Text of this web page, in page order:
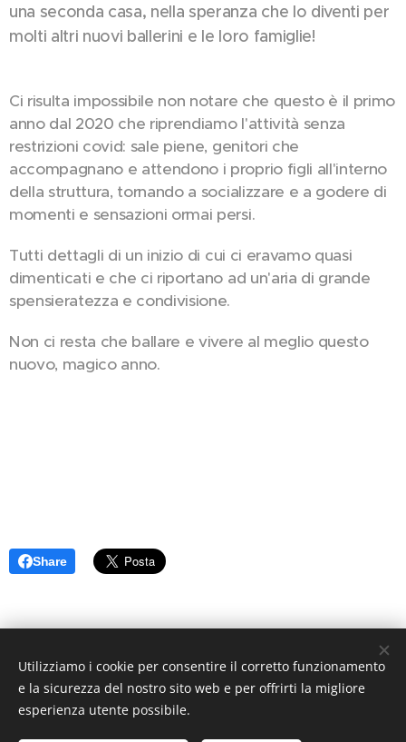
una seconda casa, nella speranza che lo diventi per
molti altri nuovi ballerini e le loro famiglie!
Ci risulta impossibile non notare che questo è il primo
anno dal 2020 che riprendiamo l'attività senza
restrizioni covid: sale piene, genitori che
accompagnano e attendono i proprio figli all'interno
della struttura, tornando a socializzare e a godere di
momenti e sensazioni ormai persi.
Tutti dettagli di un inizio di cui ci eravamo quasi
dimenticati e che ci riportano ad un'aria di grande
spensieratezza e condivisione.
Non ci resta che ballare e vivere al meglio questo
nuovo, magico anno.
Share
S.S.D. MC GROUP DANCING SCHOOL SRL
Utilizziamo i cookie per consentire il corretto funzionamento
e la sicurezza del nostro sito web e per offrirti la migliore
esperienza utente possibile.